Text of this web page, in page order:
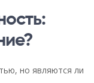
но являются ли